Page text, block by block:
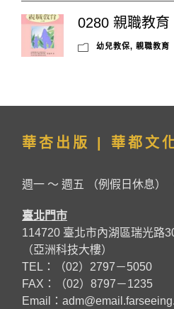
0280 親職教育
幼兒教保, 親職教育
華杏出版 | 華都文
週一 ～ 週五 （例假日休息）
臺北門市
114720 臺北市內湖區瑞光路
（亞洲科技大樓）
TEL：（02）2797－5050
FAX：（02）8797－1235
Email：